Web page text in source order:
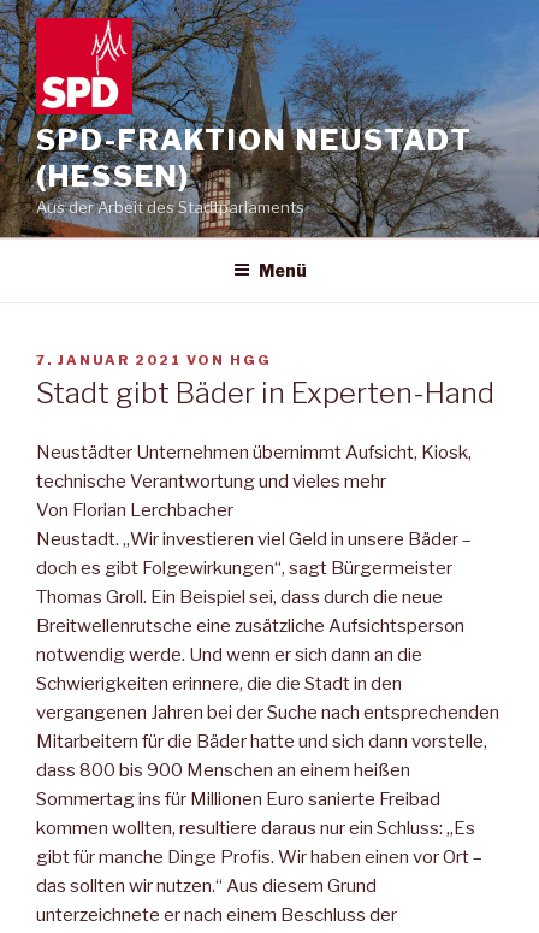
Zum
Inhalt
springen
SPD-FRAKTION NEUSTADT
(HESSEN)
Aus der Arbeit des Stadtparlaments
Menü
VERÖFFENTLICHT
AM
7. JANUAR 2021 VON HGG
Stadt gibt Bäder in Experten-Hand
Neustädter Unternehmen übernimmt Aufsicht, Kiosk,
technische Verantwortung und vieles mehr
Von Florian Lerchbacher
Neustadt. „Wir investieren viel Geld in unsere Bäder –
doch es gibt Folgewirkungen“, sagt Bürgermeister
Thomas Groll. Ein Beispiel sei, dass durch die neue
Breitwellenrutsche eine zusätzliche Aufsichtsperson
notwendig werde. Und wenn er sich dann an die
Schwierigkeiten erinnere, die die Stadt in den
vergangenen Jahren bei der Suche nach entsprechenden
Mitarbeitern für die Bäder hatte und sich dann vorstelle,
dass 800 bis 900 Menschen an einem heißen
Sommertag ins für Millionen Euro sanierte Freibad
kommen wollten, resultiere daraus nur ein Schluss: „Es
gibt für manche Dinge Profis. Wir haben einen vor Ort –
das sollten wir nutzen.“ Aus diesem Grund
unterzeichnete er nach einem Beschluss der